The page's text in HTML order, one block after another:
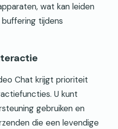
wat kan leiden
tijdens
Chat krijgt prioriteit
U kunt
gebruiken en
die een levendige